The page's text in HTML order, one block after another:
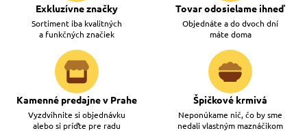
Exkluzívne značky
Sortiment iba kvalitných
a funkčných značiek
Tovar odosielame ihneď
Objednáte a do dvoch dní
máte doma
Kamenné predajne v Prahe
Vyzdvihnite si objednávku
alebo si príďte pre radu
Špičkové krmivá
Neponúkame nič, čo by sme
nedali vlastným maznáčikom